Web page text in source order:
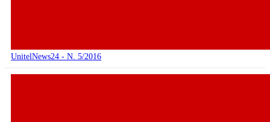
UnitelNews24 - N. 5/2016